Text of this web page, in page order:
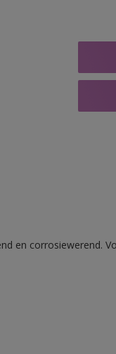
en corrosiewerend.